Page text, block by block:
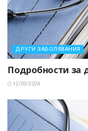
ДРУГИ ЗАБОЛЯВАНИЯ
Подробности за
12/03/2024